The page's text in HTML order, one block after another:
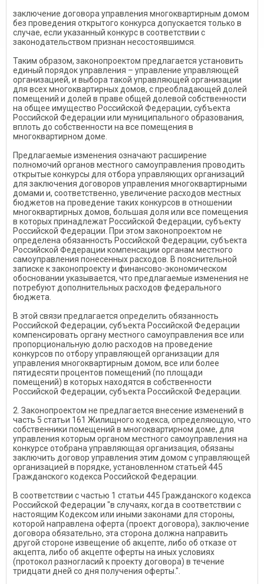
заключение договора управления многоквартирным домом
без проведения открытого конкурса допускается только в
случае, если указанный конкурс в соответствии с
законодательством признан несостоявшимся.
Таким образом, законопроектом предлагается установить
единый порядок управления – управление управляющей
организацией, и выбора такой управляющей организации
для всех многоквартирных домов, с преобладающей долей
помещений и долей в праве общей долевой собственности
на общее имущество Российской Федерации, субъекта
Российской Федерации или муниципального образования,
вплоть до собственности на все помещения в
многоквартирном доме.
Предлагаемые изменения означают расширение
полномочий органов местного самоуправления проводить
открытые конкурсы для отбора управляющих организаций
для заключения договоров управления многоквартирными
домами и, соответственно, увеличение расходов местных
бюджетов на проведение таких конкурсов в отношении
многоквартирных домов, большая доля или все помещения
в которых принадлежат Российской Федерации, субъекту
Российской Федерации. При этом законопроектом не
определена обязанность Российской Федерации, субъекта
Российской Федерации компенсации органам местного
самоуправления понесенных расходов. В пояснительной
записке к законопроекту и финансово-экономическом
обосновании указывается, что предлагаемые изменения не
потребуют дополнительных расходов федерального
бюджета.
В этой связи предлагается определить обязанность
Российской Федерации, субъекта Российской Федерации
компенсировать органу местного самоуправления все или
пропорциональную долю расходов на проведение
конкурсов по отбору управляющей организации для
управления многоквартирным домом, все или более
пятидесяти процентов помещений (по площади
помещений) в которых находятся в собственности
Российской Федерации, субъекта Российской Федерации.
2. Законопроектом не предлагается внесение изменений в
часть 5 статьи 161 Жилищного кодекса, определяющую, что
собственники помещений в многоквартирном доме, для
управления которым органом местного самоуправления на
конкурсе отобрана управляющая организация, обязаны
заключить договор управления этим домом с управляющей
организацией в порядке, установленном статьей 445
Гражданского кодекса Российской Федерации.
В соответствии с частью 1 статьи 445 Гражданского кодекса
Российской Федерации "в случаях, когда в соответствии с
настоящим Кодексом или иными законами для стороны,
которой направлена оферта (проект договора), заключение
договора обязательно, эта сторона должна направить
другой стороне извещение об акцепте, либо об отказе от
акцепта, либо об акцепте оферты на иных условиях
(протокол разногласий к проекту договора) в течение
тридцати дней со дня получения оферты.".